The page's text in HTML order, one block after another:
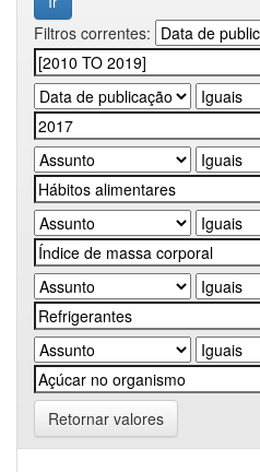
Filtros correntes:
Retornar valores